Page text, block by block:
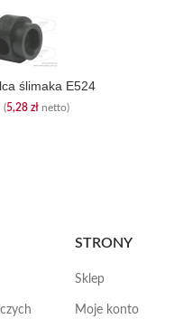
ślimaka E524
(5,28 zł netto)
STRONY
Sklep
Moje konto